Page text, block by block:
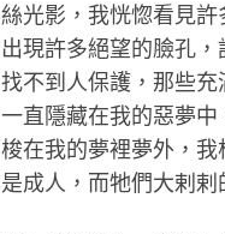
絲光影，我恍惚看見
出現許多絕望的臉孔
找不到人保護，那些
一直隱藏在我的惡夢
梭在我的夢裡夢外，
是成人，而牠們大剌